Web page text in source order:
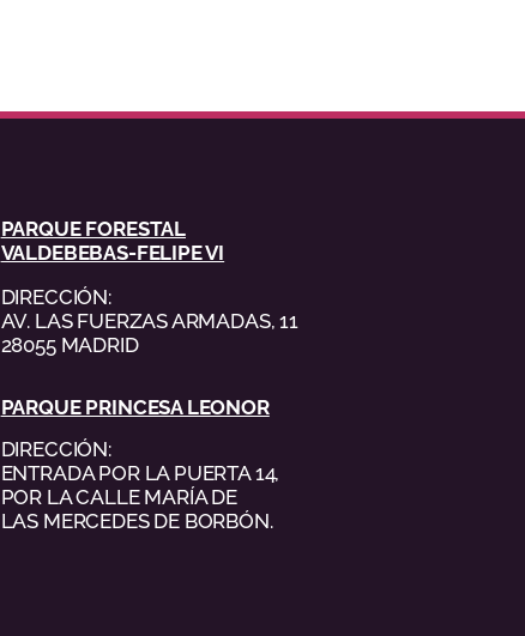
PARQUE FORESTAL
VALDEBEBAS-FELIPE VI
DIRECCIÓN:
AV. LAS FUERZAS ARMADAS, 11
28055 MADRID
PARQUE PRINCESA LEONOR
DIRECCIÓN:
ENTRADA POR LA PUERTA 14,
POR LA CALLE MARÍA DE
LAS MERCEDES DE BORBÓN.